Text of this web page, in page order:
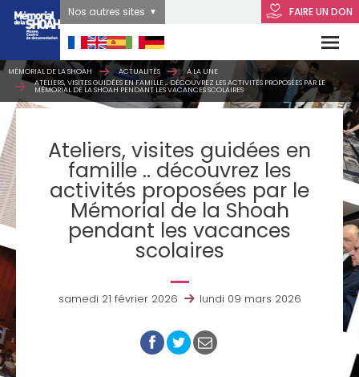
FAIRE UN DON
Nos autres sites
MÉMORIAL DE LA SHOAH ACTUALITÉS
À LA UNE
ATELIERS, VISITES GUIDÉES EN FAMILLE .. DÉCOUVREZ LES ACTIVITÉS PROPOSÉES PAR LE
MÉMORIAL DE LA SHOAH PENDANT LES VACANCES SCOLAIRES
Ateliers, visites guidées en
famille .. découvrez les
activités proposées par le
Mémorial de la Shoah
pendant les vacances
scolaires
samedi 21 février 2026 lundi 09 mars 2026